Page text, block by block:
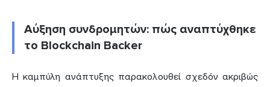
Αύξηση συνδρομητών: πώς αναπτύχθηκε
το Blockchain Backer
Η καμπύλη ανάπτυξης παρακολουθεί σχεδόν ακριβώς